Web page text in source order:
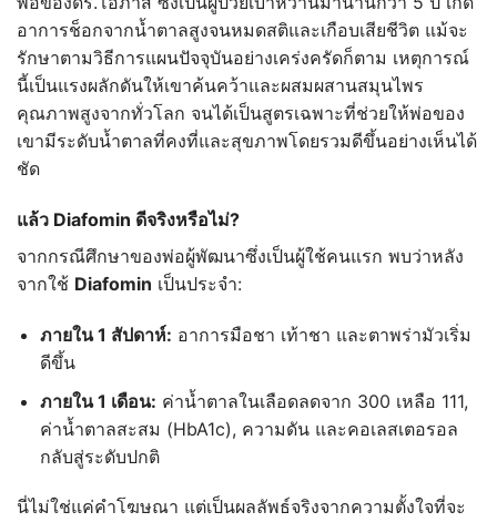
อาการช็อกจากน้ำตาลสูงจนหมดสติและเกือบเสียชีวิต แม้จะ
รักษาตามวิธีการแผนปัจจุบันอย่างเคร่งครัดก็ตาม เหตุการณ์
นี้เป็นแรงผลักดันให้เขาค้นคว้าและผสมผสานสมุนไพร
คุณภาพสูงจากทั่วโลก จนได้เป็นสูตรเฉพาะที่ช่วยให้พ่อของ
เขามีระดับน้ำตาลที่คงที่และสุขภาพโดยรวมดีขึ้นอย่างเห็นได้
ชัด
แล้ว Diafomin ดีจริงหรือไม่?
จากกรณีศึกษาของพ่อผู้พัฒนาซึ่งเป็นผู้ใช้คนแรก พบว่าหลัง
จากใช้ Diafomin เป็นประจำ:
ภายใน 1 สัปดาห์: อาการมือชา เท้าชา และตาพร่ามัวเริ่ม
ดีขึ้น
ภายใน 1 เดือน: ค่าน้ำตาลในเลือดลดจาก 300 เหลือ 111,
ค่าน้ำตาลสะสม (HbA1c), ความดัน และคอเลสเตอรอล
กลับสู่ระดับปกติ
นี่ไม่ใช่แค่คำโฆษณา แต่เป็นผลลัพธ์จริงจากความตั้งใจที่จะ